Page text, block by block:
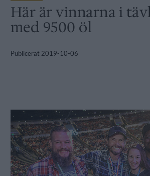
Här är vinnarna i
med 9500 öl
Publicerat 2019-10-06